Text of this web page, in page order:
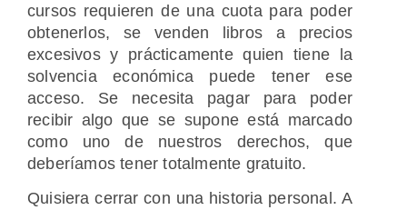
cursos requieren de una cuota para poder
obtenerlos, se venden libros a precios
excesivos y prácticamente quien tiene la
solvencia económica puede tener ese
acceso. Se necesita pagar para poder
recibir algo que se supone está marcado
como uno de nuestros derechos, que
deberíamos tener totalmente gratuito.
Quisiera cerrar con una historia personal. A